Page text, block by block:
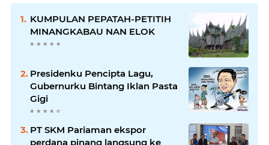
KUMPULAN PEPATAH-PETITIH
MINANGKABAU NAN ELOK
Presidenku Pencipta Lagu,
Gubernurku Bintang Iklan Pasta
Gigi
PT SKM Pariaman ekspor
perdana pinang langsung ke